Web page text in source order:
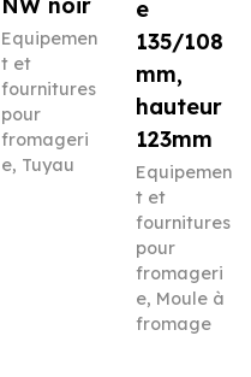
NW noir
Equipemen
t et
fournitures
pour
fromageri
e, Tuyau
e
135/108
mm,
hauteur
123mm
Equipemen
t et
fournitures
pour
fromageri
e, Moule à
fromage